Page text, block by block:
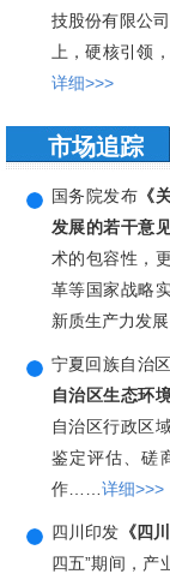
技股份有限公
上，硬核引领
详细>>>
市场追踪
国务院发布 《
发展的若干意见
术的包容性，
革等国家战略
新质生产力发
宁夏回族自治
自治区生态环
自治区行政区
鉴定评估、磋
作…… 详细>>>
四川印发 《四
四五”期间，产